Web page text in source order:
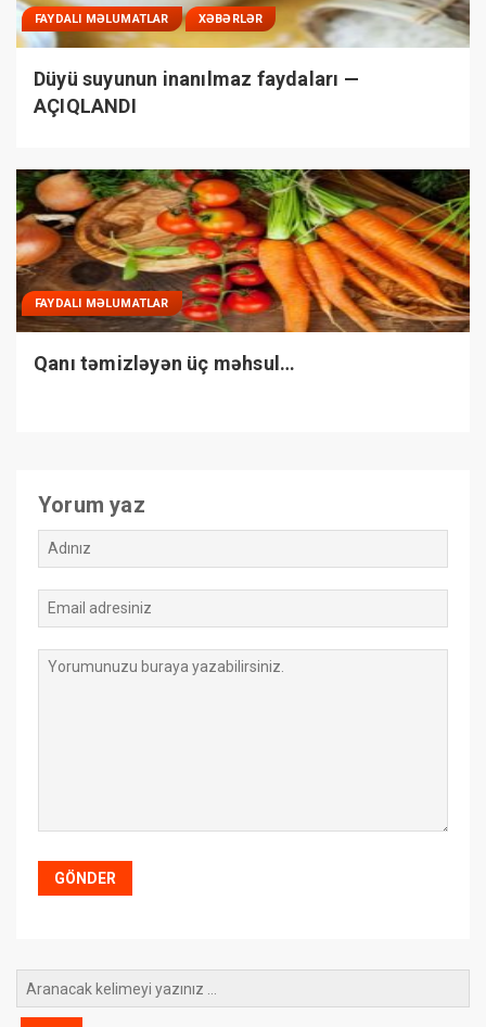
FAYDALI MƏLUMATLAR XƏBƏRLƏR
Düyü suyunun inanılmaz faydaları —
AÇIQLANDI
FAYDALI MƏLUMATLAR
Qanı təmizləyən üç məhsul…
Yorum yaz